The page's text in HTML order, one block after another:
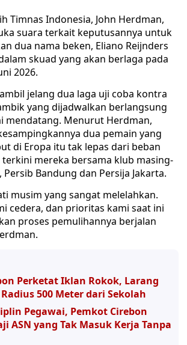
Timnas Indonesia, John Herdman,
suara terkait keputusannya untuk
dua nama beken, Eliano Reijnders
skuad yang akan berlaga pada
2026.
jelang dua laga uji coba kontra
yang dijadwalkan berlangsung
mendatang. Menurut Herdman,
dua pemain yang
di Eropa itu tak lepas dari beban
mereka bersama klub masing-
Persib Bandung dan Persija Jakarta.
musim yang sangat melelahkan.
cedera, dan prioritas kami saat ini
proses pemulihannya berjalan
Perketat Iklan Rokok, Larang
500 Meter dari Sekolah
Pegawai, Pemkot Cirebon
ASN yang Tak Masuk Kerja Tanpa